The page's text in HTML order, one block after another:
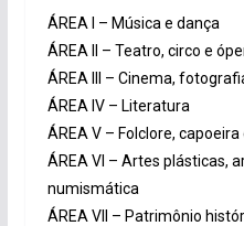
ÁREA I – Música e dança
ÁREA II – Teatro, circo e
ÁREA III – Cinema,
ÁREA IV – Literatura
ÁREA V – Folclore,
ÁREA VI – Artes plásticas,
numismática
ÁREA VII – Patrimônio